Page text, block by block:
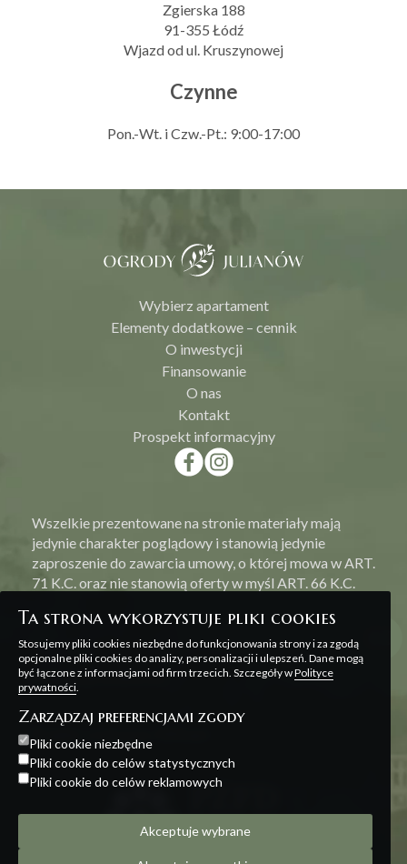
Zgierska 188
91-355 Łódź
Wjazd od ul. Kruszynowej
Czynne
Pon.-Wt. i Czw.-Pt.: 9:00-17:00
Wybierz apartament
Elementy dodatkowe – cennik
O inwestycji
Finansowanie
O nas
Kontakt
Prospekt informacyjny
Wszelkie prezentowane na stronie materiały mają
jedynie charakter poglądowy i stanowią jedynie
zaproszenie do zawarcia umowy, o której mowa w ART.
71 K.C. oraz nie stanowią oferty w myśl ART. 66 K.C.
Polityka prywatności
Ta strona wykorzystuje pliki cookies
Stosujemy pliki cookies niezbędne do funkcjonowania strony i za zgodą
opcjonalne pliki cookies do analizy, personalizacji i ulepszeń. Dane mogą
być łączone z informacjami od firm trzecich. Szczegóły wPolityce
prywatności.
Zarządzaj preferencjami zgody
Pliki cookie niezbędne
Pliki cookie do celów statystycznych
Pliki cookie do celów reklamowych
Akceptuje wybrane